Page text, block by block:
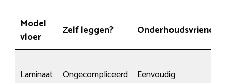
Model
vloer
Zelf leggen?
Laminaat Ongecompliceerd Eenvoudig